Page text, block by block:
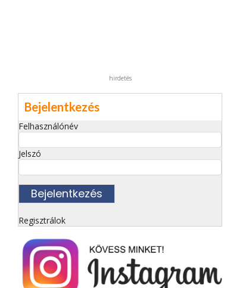
hirdetés
Bejelentkezés
Felhasználónév
Jelszó
Regisztrálok